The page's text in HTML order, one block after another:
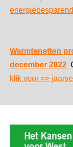
Warmtenetten
december 2022
klik voor >>